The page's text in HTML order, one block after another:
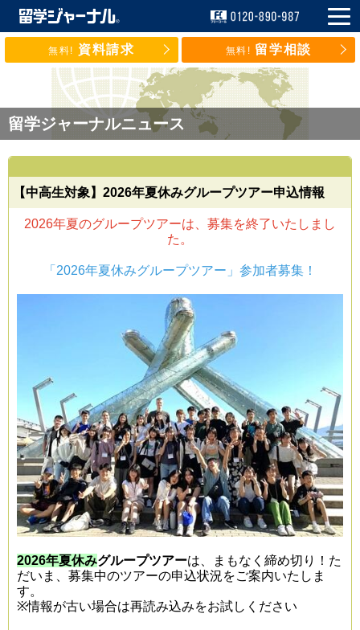
無料! 資料請求 無料! 留学相談
留学ジャーナルニュース
【中高生対象】2026年夏休みグループツアー申込情報
2026年夏のグループツアーは、募集を終了いたしまし
た。
「2026年夏休みグループツアー」参加者募集！
2026年夏休みグループツアーは、まもなく締め切り！ た
だいま、募集中のツアーの申込状況をご案内いたしま
す。
※情報が古い場合は再読み込みをお試しください